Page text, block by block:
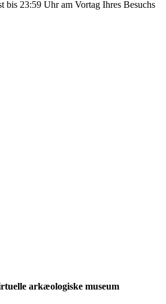
bis 23:59 Uhr am Vortag Ihres Besuchs
arkæologiske museum